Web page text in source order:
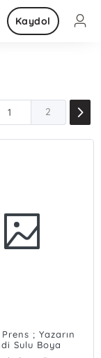
Kaydol
2
; Yazarın
Sulu Boya